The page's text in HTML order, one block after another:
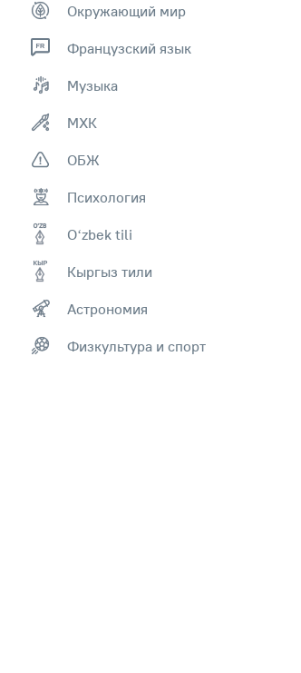
Окружающий мир
Французский язык
Музыка
МХК
ОБЖ
Психология
Оʻzbek tili
Кыргыз тили
Астрономия
Физкультура и спорт